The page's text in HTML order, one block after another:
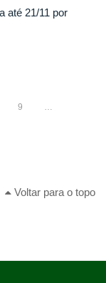
até 21/11 por
9
Voltar para o topo